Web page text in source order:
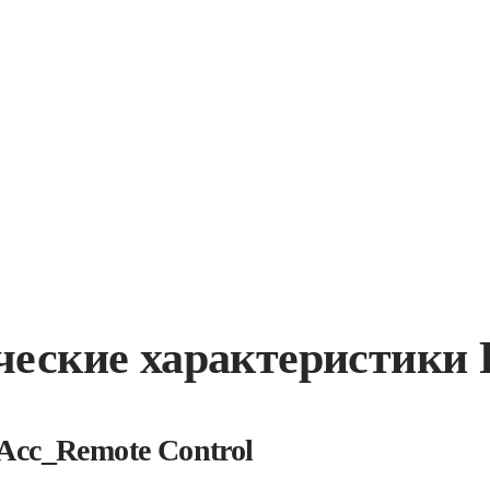
характеристики
Control